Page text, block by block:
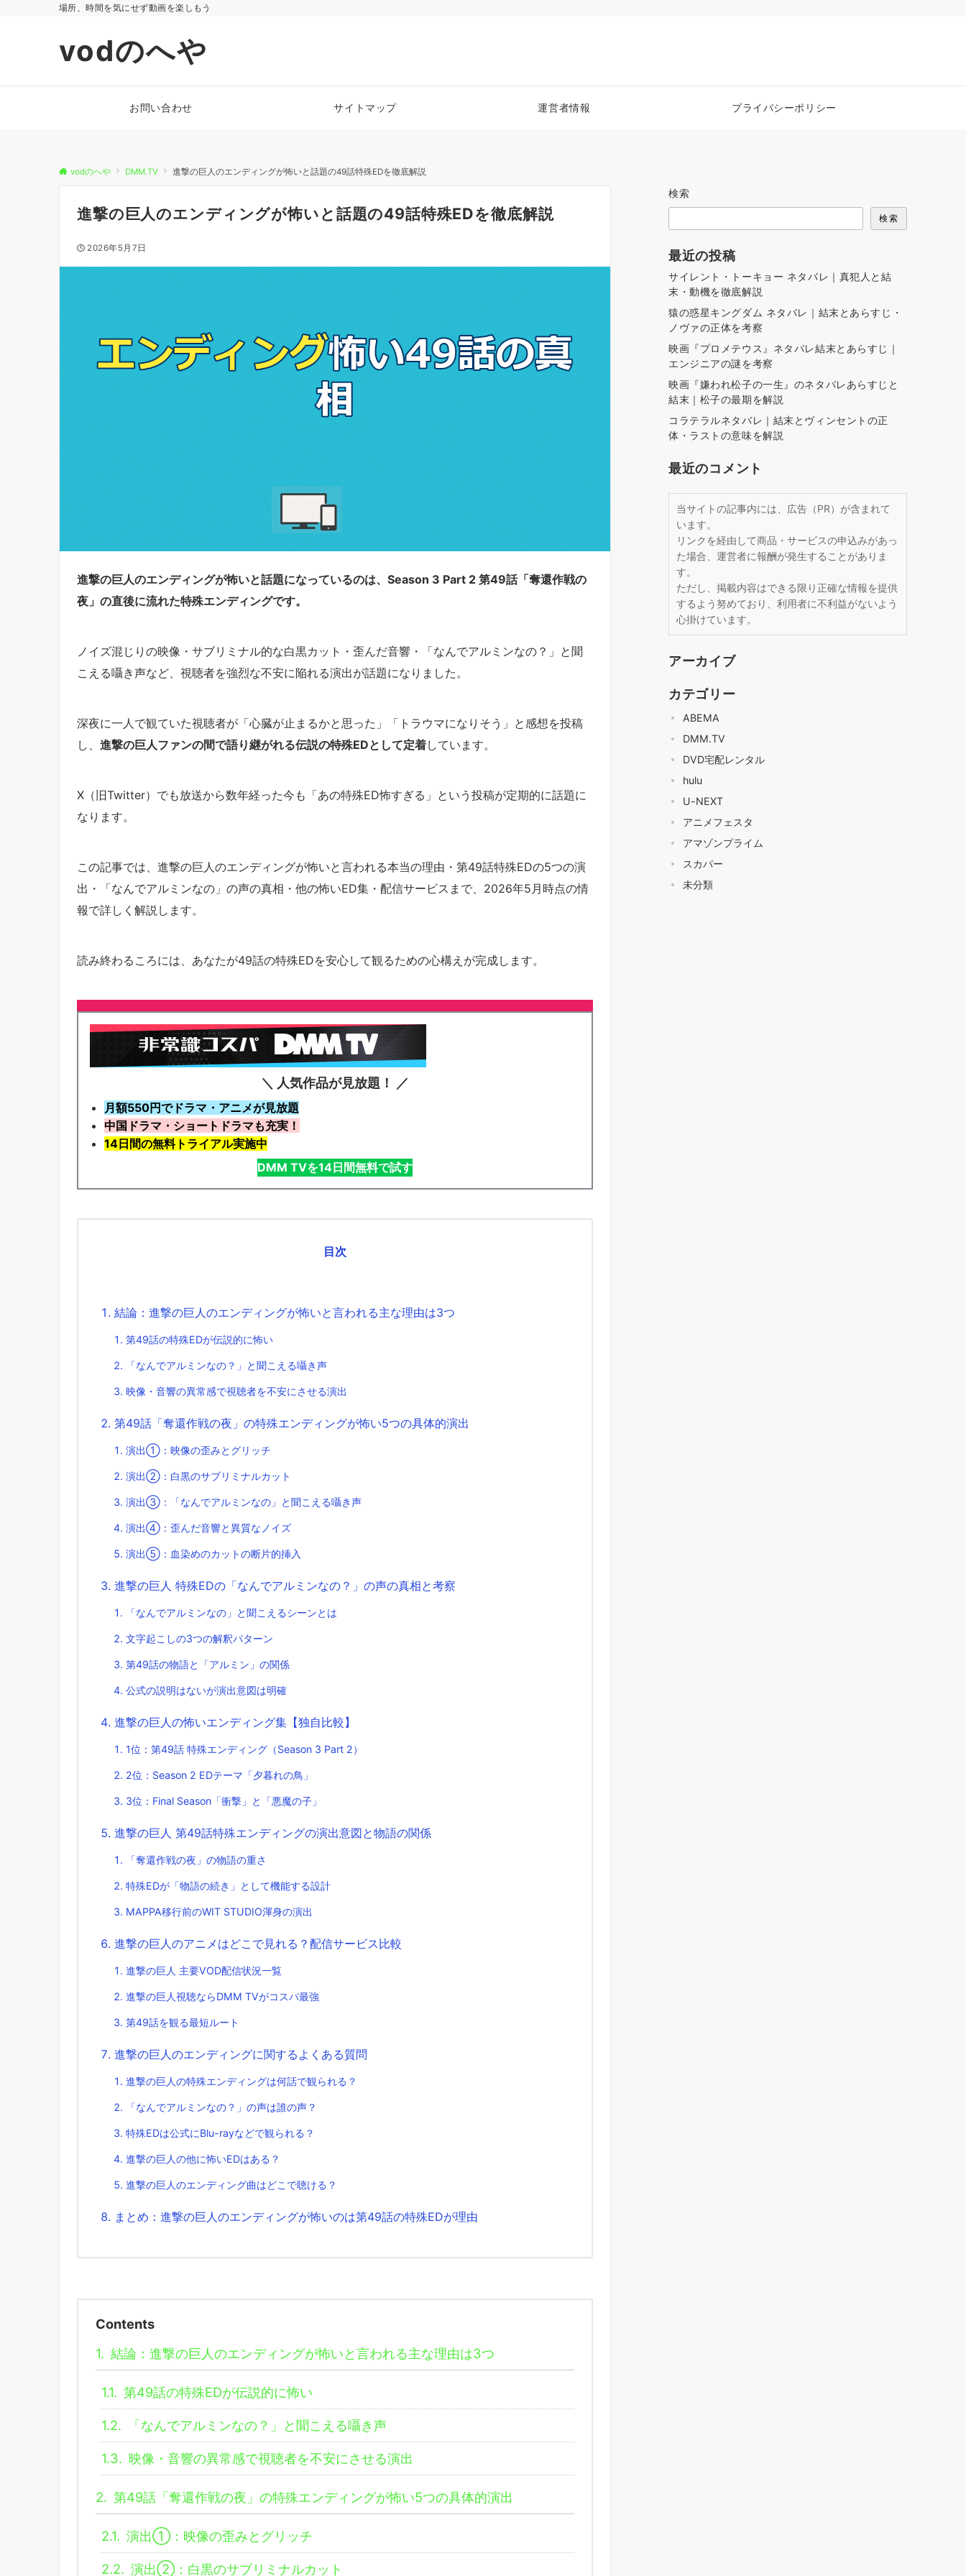
場所、時間を気にせず動画を楽しもう
vodのへや
お問い合わせ サイトマップ 運営者情報 プライバシーポリシー
vodのへや DMM.TV 進撃の巨人のエンディングが怖いと話題の49話特殊EDを徹底解説
進撃の巨人のエンディングが怖いと話題の49話特殊EDを徹底解説
2026年5月7日
進撃の巨人のエンディングが怖いと話題になっているのは、Season 3 Part 2 第49話「奪還作戦の
夜」の直後に流れた特殊エンディングです。
ノイズ混じりの映像・サブリミナル的な白黒カット・歪んだ音響・「なんでアルミンなの？」と聞
こえる囁き声など、視聴者を強烈な不安に陥れる演出が話題になりました。
深夜に一人で観ていた視聴者が「心臓が止まるかと思った」「トラウマになりそう」と感想を投稿
し、 進撃の巨人ファンの間で語り継がれる伝説の特殊EDとして定着しています。
X（旧Twitter）でも放送から数年経った今も「あの特殊ED怖すぎる」という投稿が定期的に話題に
なります。
この記事では、進撃の巨人のエンディングが怖いと言われる本当の理由・第49話特殊EDの5つの演
出・「なんでアルミンなの」の声の真相・他の怖いED集・配信サービスまで、2026年5月時点の情
報で詳しく解説します。
読み終わるころには、あなたが49話の特殊EDを安心して観るための心構えが完成します。
＼ 人気作品が見放題！ ／
月額550円でドラマ・アニメが見放題
中国ドラマ・ショートドラマも充実！
14日間の無料トライアル実施中
DMM TVを14日間無料で試す
目次
結論：進撃の巨人のエンディングが怖いと言われる主な理由は3つ
第49話の特殊EDが伝説的に怖い
「なんでアルミンなの？」と聞こえる囁き声
映像・音響の異常感で視聴者を不安にさせる演出
第49話「奪還作戦の夜」の特殊エンディングが怖い5つの具体的演出
演出①：映像の歪みとグリッチ
演出②：白黒のサブリミナルカット
演出③：「なんでアルミンなの」と聞こえる囁き声
演出④：歪んだ音響と異質なノイズ
演出⑤：血染めのカットの断片的挿入
進撃の巨人 特殊EDの「なんでアルミンなの？」の声の真相と考察
「なんでアルミンなの」と聞こえるシーンとは
文字起こしの3つの解釈パターン
第49話の物語と「アルミン」の関係
公式の説明はないが演出意図は明確
進撃の巨人の怖いエンディング集【独自比較】
1位：第49話 特殊エンディング（Season 3 Part 2）
2位：Season 2 EDテーマ「夕暮れの鳥」
3位：Final Season「衝撃」と「悪魔の子」
進撃の巨人 第49話特殊エンディングの演出意図と物語の関係
「奪還作戦の夜」の物語の重さ
特殊EDが「物語の続き」として機能する設計
MAPPA移行前のWIT STUDIO渾身の演出
進撃の巨人のアニメはどこで見れる？配信サービス比較
進撃の巨人 主要VOD配信状況一覧
進撃の巨人視聴ならDMM TVがコスパ最強
第49話を観る最短ルート
進撃の巨人のエンディングに関するよくある質問
進撃の巨人の特殊エンディングは何話で観られる？
「なんでアルミンなの？」の声は誰の声？
特殊EDは公式にBlu-rayなどで観られる？
進撃の巨人の他に怖いEDはある？
進撃の巨人のエンディング曲はどこで聴ける？
まとめ：進撃の巨人のエンディングが怖いのは第49話の特殊EDが理由
Contents
1. 結論：進撃の巨人のエンディングが怖いと言われる主な理由は3つ
1.1. 第49話の特殊EDが伝説的に怖い
1.2. 「なんでアルミンなの？」と聞こえる囁き声
1.3. 映像・音響の異常感で視聴者を不安にさせる演出
2. 第49話「奪還作戦の夜」の特殊エンディングが怖い5つの具体的演出
2.1. 演出①：映像の歪みとグリッチ
2.2. 演出②：白黒のサブリミナルカット
検索
検索
最近の投稿
サイレント・トーキョー ネタバレ｜真犯人と結
末・動機を徹底解説
猿の惑星キングダム ネタバレ｜結末とあらすじ・
ノヴァの正体を考察
映画『プロメテウス』ネタバレ結末とあらすじ｜
エンジニアの謎を考察
映画『嫌われ松子の一生』のネタバレあらすじと
結末｜松子の最期を解説
コラテラルネタバレ｜結末とヴィンセントの正
体・ラストの意味を解説
最近のコメント
当サイトの記事内には、広告（PR）が含まれて
います。
リンクを経由して商品・サービスの申込みがあっ
た場合、運営者に報酬が発生することがありま
す。
ただし、掲載内容はできる限り正確な情報を提供
するよう努めており、利用者に不利益がないよう
心掛けています。
アーカイブ
カテゴリー
ABEMA
DMM.TV
DVD宅配レンタル
hulu
U-NEXT
アニメフェスタ
アマゾンプライム
スカパー
未分類